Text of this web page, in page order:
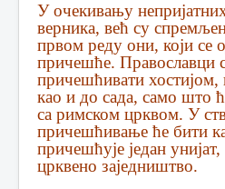
У очекивању
верника, већ су
првом реду они, који се
причешће. Православци
причешћивати хостијом,
као и до сада, само што
са римском црквом. У
причешћивање ће бити
причешћује један
црквено заједништво.